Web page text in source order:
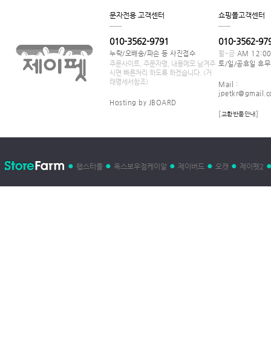
문자전용 고객센터
010-3562-9791
누락/오배송/파손 등 사진접수
주문사이트, 주문자명, 내용메모 남겨주
시면 빠른처리 하도록 하겠습니다. (거
래명세서참조)
Hosting by JBOARD
쇼핑몰고객센터
010-3562-
월~금 AM 12:00
토/일/공휴일 휴무
Mail :
[교환반품안내]
햄스터몰 옥스보우점케이알 제이버드 오캣 제이펫2